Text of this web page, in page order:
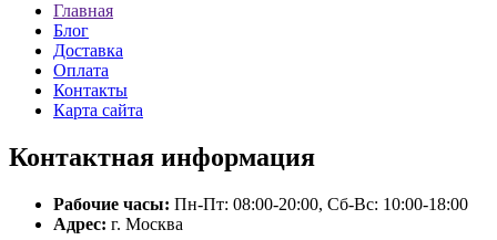
Главная
Блог
Доставка
Оплата
Контакты
Карта сайта
Контактная информация
Рабочие часы: Пн-Пт: 08:00-20:00, Сб-Вс: 10:00-18:00
Адрес: г. Москва